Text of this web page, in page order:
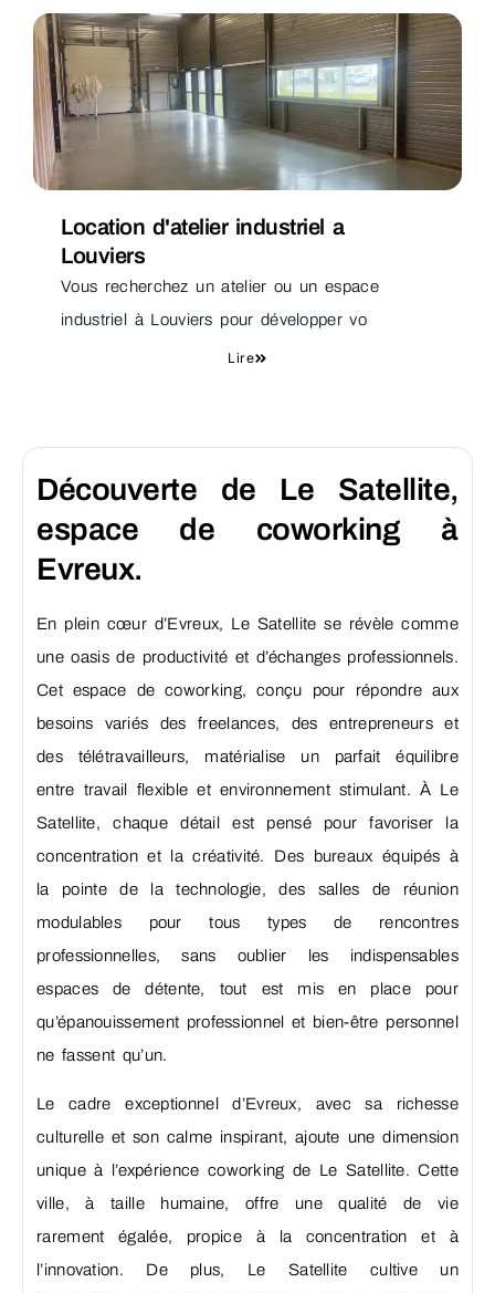
Location d'atelier industriel a
Louviers
Vous recherchez un atelier ou un espace
industriel à Louviers pour développer vo
Lire
Découverte de Le Satellite,
espace de coworking à
Evreux.
En plein cœur d’Evreux, Le Satellite se révèle comme
une oasis de productivité et d’échanges professionnels.
Cet espace de coworking, conçu pour répondre aux
besoins variés des freelances, des entrepreneurs et
des télétravailleurs, matérialise un parfait équilibre
entre travail flexible et environnement stimulant. À Le
Satellite, chaque détail est pensé pour favoriser la
concentration et la créativité. Des bureaux équipés à
la pointe de la technologie, des salles de réunion
modulables pour tous types de rencontres
professionnelles, sans oublier les indispensables
espaces de détente, tout est mis en place pour
qu’épanouissement professionnel et bien-être personnel
ne fassent qu’un.
Le cadre exceptionnel d’Evreux, avec sa richesse
culturelle et son calme inspirant, ajoute une dimension
unique à l’expérience coworking de Le Satellite. Cette
ville, à taille humaine, offre une qualité de vie
rarement égalée, propice à la concentration et à
l’innovation. De plus, Le Satellite cultive un